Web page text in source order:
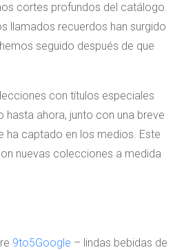
cortes profundos del catálogo.
llamados recuerdos han surgido
seguido después de que
con títulos especiales
hasta ahora, junto con una breve
ha captado en los medios. Este
nuevas colecciones a medida
9to5Google – lindas bebidas de